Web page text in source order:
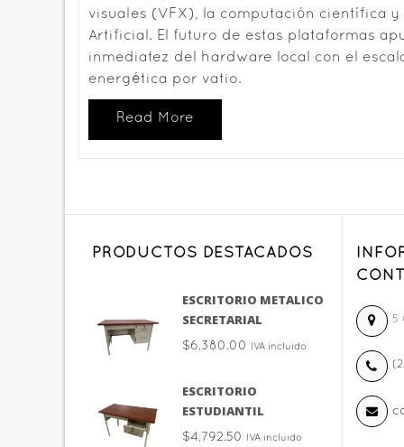
visuales (VFX), la computación científica
Artificial. El futuro de estas plataformas
inmediatez del hardware local con el
energética por vatio.
Read More
PRODUCTOS DESTACADOS
ESCRITORIO METALICO
SECRETARIAL
$6,380.00 IVA incluido
ESCRITORIO
ESTUDIANTIL
$4,792.50 IVA incluido
5